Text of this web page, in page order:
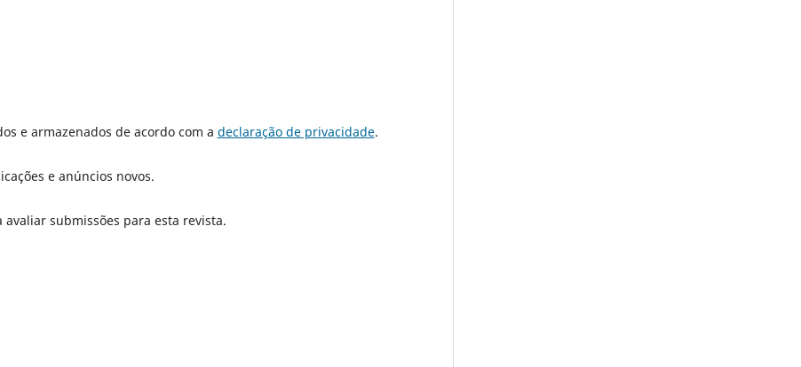
e armazenados de acordo com a declaração de privacidade.
e anúncios novos.
submissões para esta revista.